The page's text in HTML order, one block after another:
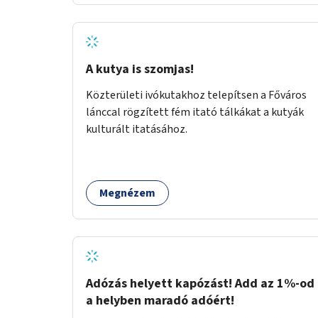
legyen.
A kutya is szomjas!
Közterületi ivókutakhoz telepítsen a Főváros
lánccal rögzített fém itató tálkákat a kutyák
kulturált itatásához.
Megnézem
Adózás helyett kapózást! Add az 1%-od
a helyben maradó adóért!